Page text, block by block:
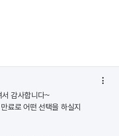

서 감사합니다~
료로 어떤 선택을 하실지